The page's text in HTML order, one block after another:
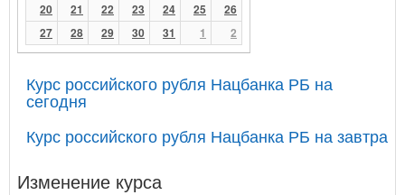
20
21 22 23 24 25
26
27
28 29 30 31 1 2
Курс российского рубля Нацбанка РБ на
сегодня
Курс российского рубля Нацбанка РБ на завтра
Изменение курса